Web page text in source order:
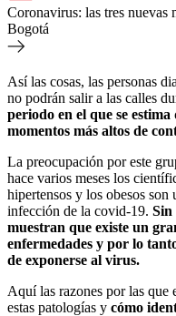
Coronavirus: las tres nuevas
Bogotá
Así las cosas, las personas
no podrán salir a las calles
periodo en el que se
momentos más altos de
La preocupación por este
hace varios meses los
hipertensos y los obesos
infección de la covid-19. Sin
muestran que existe un
enfermedades y por lo
de exponerse al virus.
Aquí las razones por las que
estas patologías y cómo